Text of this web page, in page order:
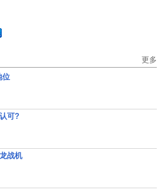
更多
位
可?
战机